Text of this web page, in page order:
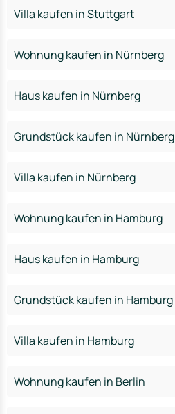
Villa kaufen in Stuttgart
Wohnung kaufen in Nürnberg
Haus kaufen in Nürnberg
Grundstück kaufen in Nürnberg
Villa kaufen in Nürnberg
Wohnung kaufen in Hamburg
Haus kaufen in Hamburg
Grundstück kaufen in Hamburg
Villa kaufen in Hamburg
Wohnung kaufen in Berlin